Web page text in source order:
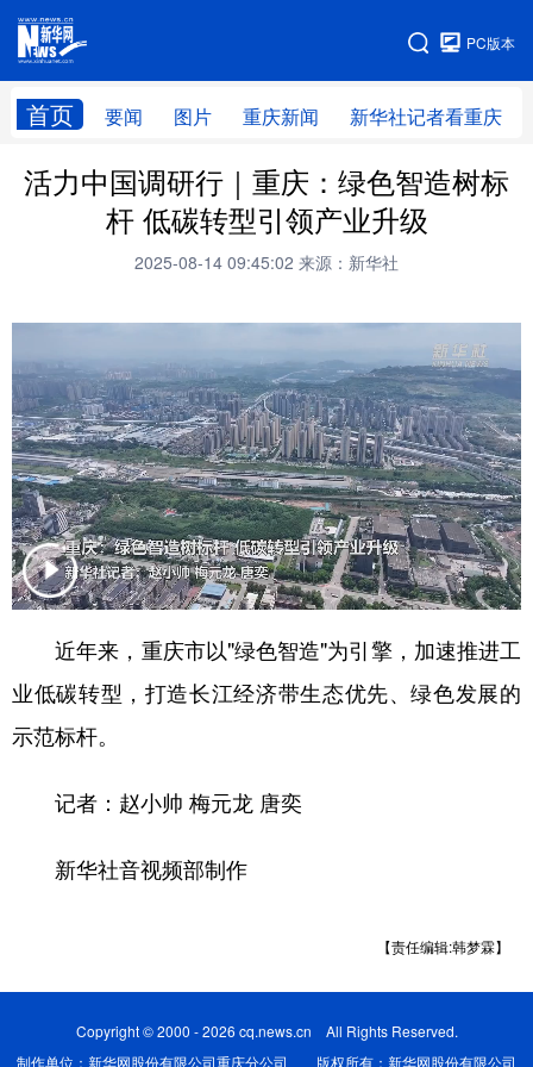
PC版本
首页 要闻 图片 重庆新闻 新华社记者看重庆
网站地图
活力中国调研行｜重庆：绿色智造树标
杆 低碳转型引领产业升级
2025-08-14 09:45:02 来源：新华社
近年来，重庆市以"绿色智造"为引擎，加速推进工
业低碳转型，打造长江经济带生态优先、绿色发展的
示范标杆。
记者：赵小帅 梅元龙 唐奕
新华社音视频部制作
【责任编辑:韩梦霖】
Copyright © 2000 - 2026 cq.news.cn All Rights Reserved.
制作单位：新华网股份有限公司重庆分公司 版权所有：新华网股份有限公司